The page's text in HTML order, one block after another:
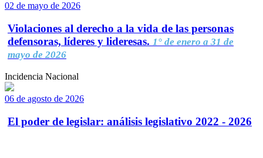
02 de mayo de 2026
Violaciones al derecho a la vida de las personas
defensoras, líderes y lideresas. 1° de enero a 31 de
mayo de 2026
Incidencia Nacional
06 de agosto de 2026
El poder de legislar: análisis legislativo 2022 - 2026